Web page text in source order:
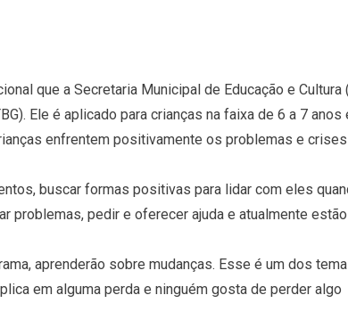
que a Secretaria Municipal de Educação e
Ele é aplicado para crianças na faixa de 6 a 7
enfrentem positivamente os problemas e
buscar formas positivas para lidar com eles
problemas, pedir e oferecer ajuda e atualmente
aprenderão sobre mudanças. Esse é um dos
em alguma perda e ninguém gosta de perder algo